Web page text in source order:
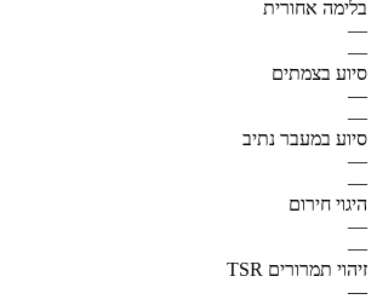
בלימה אחורית
—
—
סיוע בצמתים
—
—
סיוע במעבר נתיב
—
—
היגוי חירום
—
—
זיהוי תמרורים TSR
—